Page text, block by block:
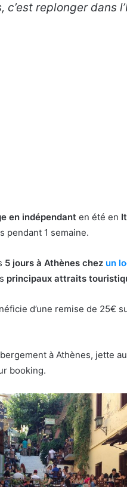
c’est replonger dans
en indépendant en été en
pendant 1 semaine.
5 jours à Athènes chez un
principaux attraits
d’une remise de 25€
à Athènes, jette
booking.